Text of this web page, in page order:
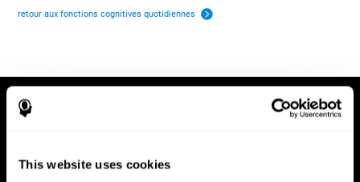
This website uses cookies
retour aux fonctions cognitives quotidiennes